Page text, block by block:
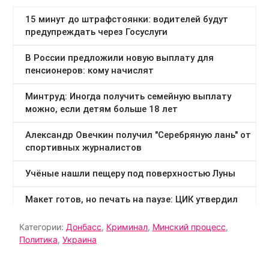
Категории: Донбасс, Криминал, Минский процесс,
Политика, Украина